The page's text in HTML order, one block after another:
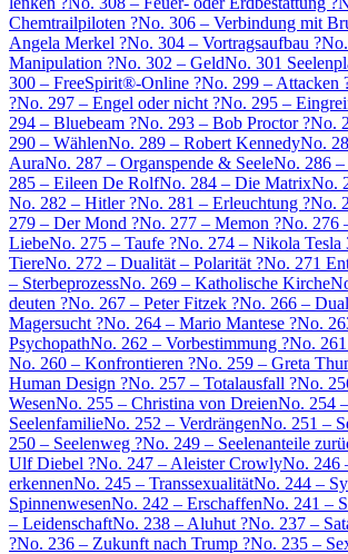
Chemtrailpiloten ?No. 306 – Verbindung mit
Angela Merkel ?No. 304 – Vortragsaufbau ?
Manipulation ?No. 302 – GeldNo. 301
300 – FreeSpirit®-Online ?No. 299 – Attacken
?No. 297 – Engel oder nicht ?No. 295 –
294 – Bluebeam ?No. 293 – Bob Proctor ?No.
290 – WählenNo. 289 – Robert KennedyNo.
AuraNo. 287 – Organspende & SeeleNo. 286 –
285 – Eileen De RolfNo. 284 – Die MatrixNo.
No. 282 – Hitler ?No. 281 – Erleuchtung ?No.
279 – Der Mond ?No. 277 – Memon ?No. 276
LiebeNo. 275 – Taufe ?No. 274 – Nikola Tesla
TiereNo. 272 – Dualität – Polarität ?No. 271
– SterbeprozessNo. 269 – Katholische Kirche
deuten ?No. 267 – Peter Fitzek ?No. 266 –
Magersucht ?No. 264 – Mario Mantese ?No.
PsychopathNo. 262 – Vorbestimmung ?No.
No. 260 – Konfrontieren ?No. 259 – Greta
Human Design ?No. 257 – Totalausfall ?No.
WesenNo. 255 – Christina von DreienNo. 254
SeelenfamilieNo. 252 – VerdrängenNo. 251 –
250 – Seelenweg ?No. 249 – Seelenanteile
Ulf Diebel ?No. 247 – Aleister CrowlyNo. 246
erkennenNo. 245 – TranssexualitätNo. 244 –
SpinnenwesenNo. 242 – ErschaffenNo. 241 –
– LeidenschaftNo. 238 – Aluhut ?No. 237 –
?No. 236 – Zukunft nach Trump ?No. 235 –